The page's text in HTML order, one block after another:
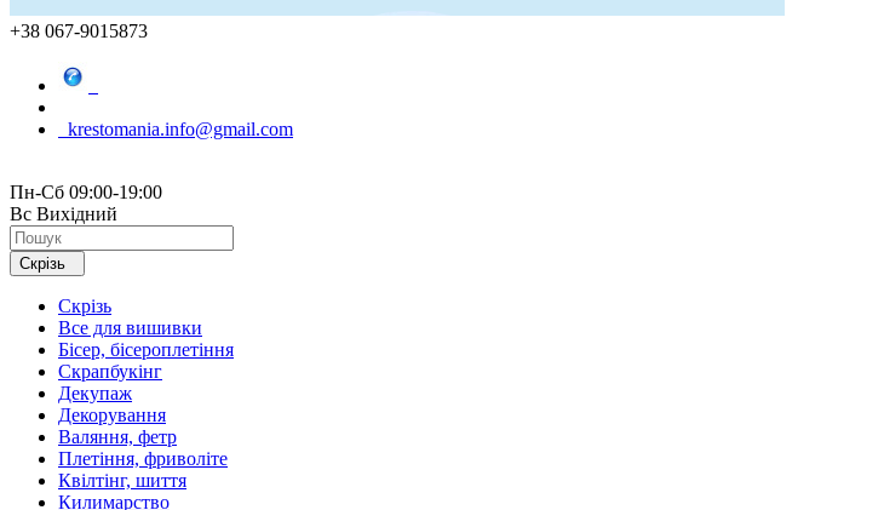
+38 067-9015873
krestomania.info@gmail.com
Пн-Сб 09:00-19:00
Вс Вихідний
Скрізь
Скрізь
Все для вишивки
Бісер, бісероплетіння
Скрапбукінг
Декупаж
Декорування
Валяння, фетр
Плетіння, фриволіте
Квілтінг, шиття
Килимарство